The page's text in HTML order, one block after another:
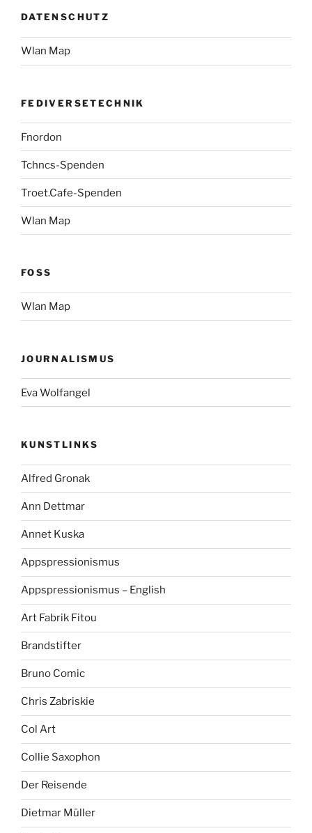
DATENSCHUTZ
Wlan Map
FEDIVERSETECHNIK
Fnordon
Tchncs-Spenden
Troet.Cafe-Spenden
Wlan Map
FOSS
Wlan Map
JOURNALISMUS
Eva Wolfangel
KUNSTLINKS
Alfred Gronak
Ann Dettmar
Annet Kuska
Appspressionismus
Appspressionismus – English
Art Fabrik Fitou
Brandstifter
Bruno Comic
Chris Zabriskie
Col Art
Collie Saxophon
Der Reisende
Dietmar Müller